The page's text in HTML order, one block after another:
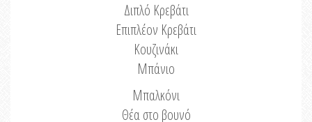
Διπλό Κρεβάτι
Επιπλέον Κρεβάτι
Κουζινάκι
Μπάνιο
Μπαλκόνι
Θέα στο βουνό